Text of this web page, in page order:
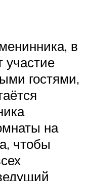
в
участие
гостями,
на
чтобы